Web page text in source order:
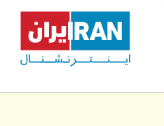
content